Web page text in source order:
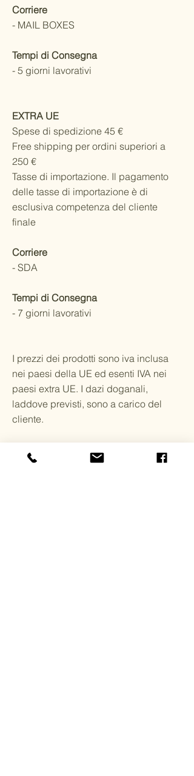
Corriere
- MAIL BOXES
Tempi di Consegna
- 5 giorni lavorativi
EXTRA UE
Spese di spedizione 45 €
Free shipping per ordini superiori a
250 €
Tasse di importazione. Il pagamento
delle tasse di importazione è di
esclusiva competenza del cliente
finale
Corriere
- SDA
Tempi di Consegna
- 7 giorni lavorativi
I prezzi dei prodotti sono iva inclusa
nei paesi della UE ed esenti IVA nei
paesi extra UE. I dazi doganali,
laddove previsti, sono a carico del
cliente.
Note: I weekend e le vacanze non
sono considerati giorni lavorativi. Gli